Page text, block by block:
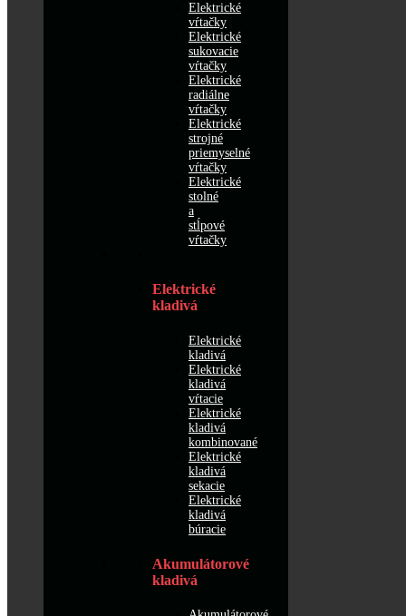
Elektrické
vŕtačky
Elektrické
sukovacie
vŕtačky
Elektrické
radiálne
vŕtačky
Elektrické
strojné
priemyselné
vŕtačky
Elektrické
stolné
a
stĺpové
vŕtačky
Elektrické
kladivá
Elektrické
kladivá
Elektrické
kladivá
vŕtacie
Elektrické
kladivá
kombinované
Elektrické
kladivá
sekacie
Elektrické
kladivá
búracie
Akumulátorové
kladivá